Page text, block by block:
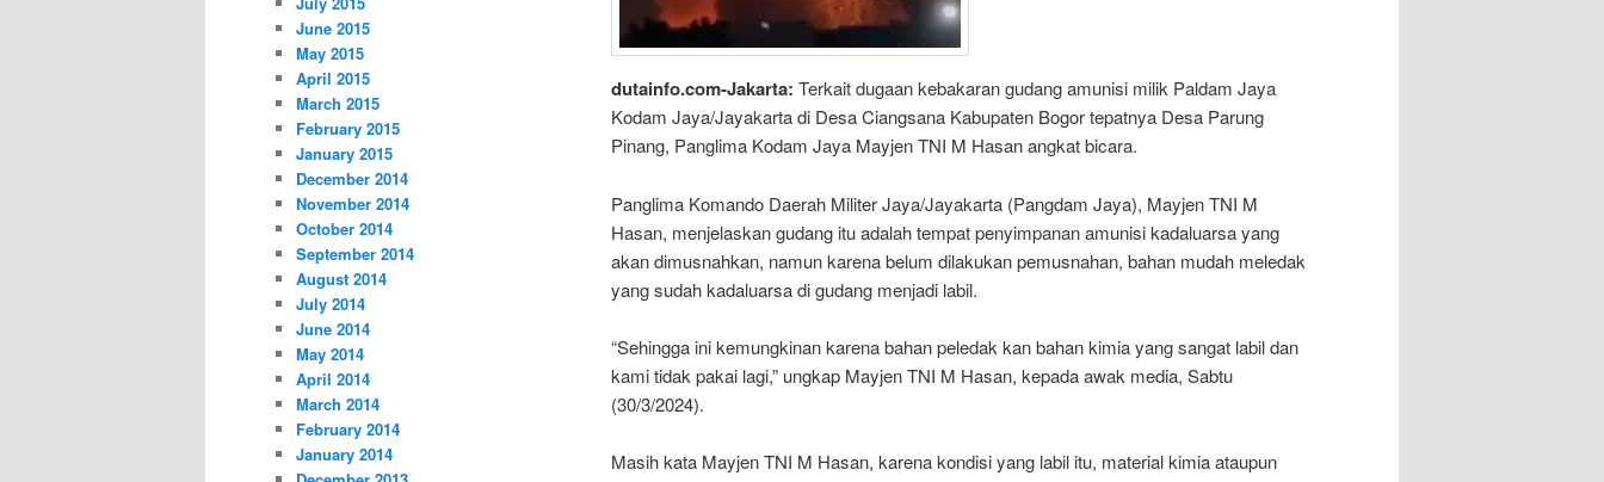
dutainfo.com-Jakarta: Terkait dugaan kebakaran gudang amunisi milik Paldam Jaya
Kodam Jaya/Jayakarta di Desa Ciangsana Kabupaten Bogor tepatnya Desa Parung
Pinang, Panglima Kodam Jaya Mayjen TNI M Hasan angkat bicara.
Panglima Komando Daerah Militer Jaya/Jayakarta (Pangdam Jaya), Mayjen TNI M
Hasan, menjelaskan gudang itu adalah tempat penyimpanan amunisi kadaluarsa yang
akan dimusnahkan, namun karena belum dilakukan pemusnahan, bahan mudah meledak
yang sudah kadaluarsa di gudang menjadi labil.
“Sehingga ini kemungkinan karena bahan peledak kan bahan kimia yang sangat labil dan
kami tidak pakai lagi,” ungkap Mayjen TNI M Hasan, kepada awak media, Sabtu
(30/3/2024).
Masih kata Mayjen TNI M Hasan, karena kondisi yang labil itu, material kimia ataupun
June 2015
May 2015
April 2015
March 2015
February 2015
January 2015
December 2014
November 2014
October 2014
September 2014
August 2014
July 2014
June 2014
May 2014
April 2014
March 2014
February 2014
January 2014